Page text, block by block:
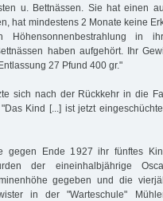
u. Bettnässen. Sie hat einen
hat mindestens 2 Monate keine
in
haben aufgehört. Ihr
27 Pfund 400 gr."
sich nach der Rückkehr in die
Kind [...] ist jetzt
gegen Ende 1927 ihr fünftes
der eineinhalbjährige
gegeben und die
in der "Warteschule"